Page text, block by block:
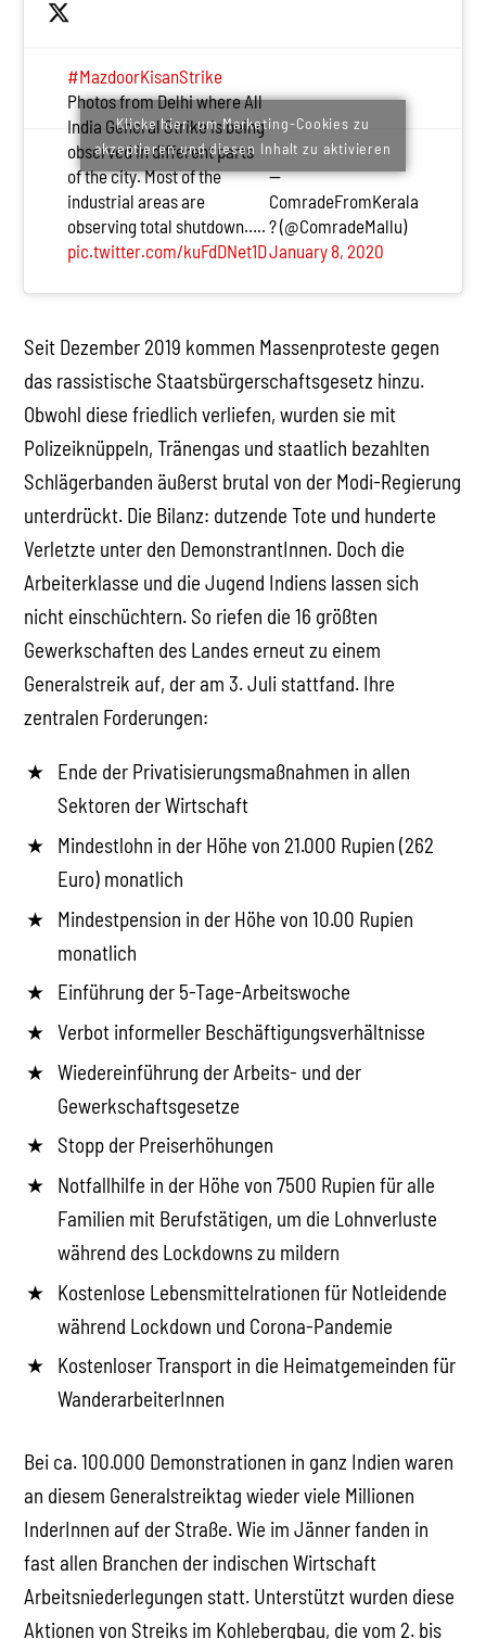
#MazdoorKisanStrike
Photos from Delhi where All
India General Strike is being
observed in different parts
of the city. Most of the
industrial areas are
observing total shutdown…..
pic.twitter.com/kuFdDNet1D
—
ComradeFromKerala
? (@ComradeMallu)
January 8, 2020
Klicke hier, um Marketing-Cookies zu
akzeptieren und diesen Inhalt zu aktivieren
Seit Dezember 2019 kommen Massenproteste gegen
das rassistische Staatsbürgerschaftsgesetz hinzu.
Obwohl diese friedlich verliefen, wurden sie mit
Polizeiknüppeln, Tränengas und staatlich bezahlten
Schlägerbanden äußerst brutal von der Modi-Regierung
unterdrückt. Die Bilanz: dutzende Tote und hunderte
Verletzte unter den DemonstrantInnen. Doch die
Arbeiterklasse und die Jugend Indiens lassen sich
nicht einschüchtern. So riefen die 16 größten
Gewerkschaften des Landes erneut zu einem
Generalstreik auf, der am 3. Juli stattfand. Ihre
zentralen Forderungen:
Ende der Privatisierungsmaßnahmen in allen
Sektoren der Wirtschaft
Mindestlohn in der Höhe von 21.000 Rupien (262
Euro) monatlich
Mindestpension in der Höhe von 10.00 Rupien
monatlich
Einführung der 5-Tage-Arbeitswoche
Verbot informeller Beschäftigungsverhältnisse
Wiedereinführung der Arbeits- und der
Gewerkschaftsgesetze
Stopp der Preiserhöhungen
Notfallhilfe in der Höhe von 7500 Rupien für alle
Familien mit Berufstätigen, um die Lohnverluste
während des Lockdowns zu mildern
Kostenlose Lebensmittelrationen für Notleidende
während Lockdown und Corona-Pandemie
Kostenloser Transport in die Heimatgemeinden für
WanderarbeiterInnen
Bei ca. 100.000 Demonstrationen in ganz Indien waren
an diesem Generalstreiktag wieder viele Millionen
InderInnen auf der Straße. Wie im Jänner fanden in
fast allen Branchen der indischen Wirtschaft
Arbeitsniederlegungen statt. Unterstützt wurden diese
Aktionen von Streiks im Kohlebergbau, die vom 2. bis